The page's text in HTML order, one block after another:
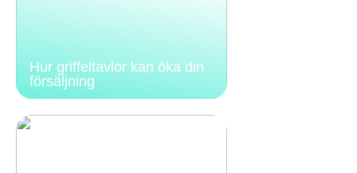
Hur griffeltavlor kan öka din
försäljning